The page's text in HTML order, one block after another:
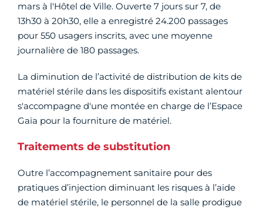
mars à l'Hôtel de Ville. Ouverte 7 jours sur 7, de
13h30 à 20h30, elle a enregistré 24.200 passages
pour 550 usagers inscrits, avec une moyenne
journalière de 180 passages.
La diminution de l’activité de distribution de kits de
matériel stérile dans les dispositifs existant alentour
s'accompagne d'une montée en charge de l’Espace
Gaïa pour la fourniture de matériel.
Traitements de substitution
Outre l’accompagnement sanitaire pour des
pratiques d’injection diminuant les risques à l’aide
de matériel stérile, le personnel de la salle prodigue